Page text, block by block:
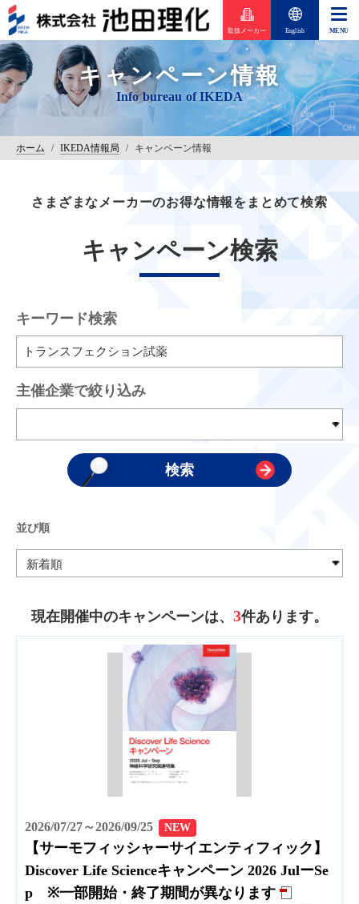
取扱メーカー English
キャンペーン情報
ホーム / IKEDA情報局 / キャンペーン情報
さまざまなメーカーのお得な情報をまとめて検索
キャンペーン検索
キーワード検索
主催企業で絞り込み
並び順
現在開催中のキャンペーンは、 3件あります。
2026/07/27～2026/09/25 NEW
【サーモフィッシャーサイエンティフィック】
Discover Life Scienceキャンペーン 2026 JulーSe
p ※一部開始・終了期間が異なります